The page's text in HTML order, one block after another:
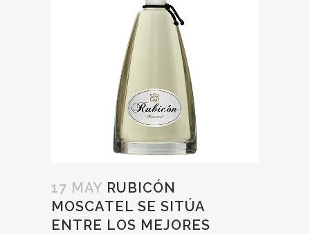
17 MAY RUBICÓN
MOSCATEL SE SITÚA
ENTRE LOS MEJORES